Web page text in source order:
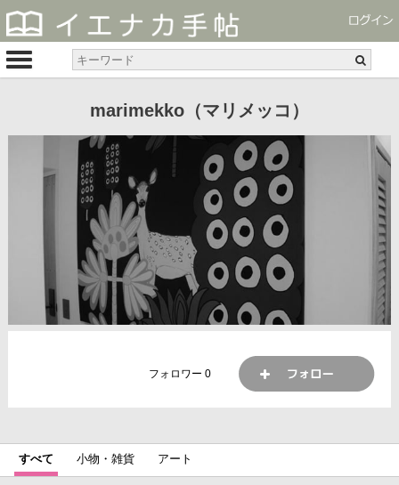
marimekko（マリメッコ）
フォロワー0
すべて 小物・雑貨 アート